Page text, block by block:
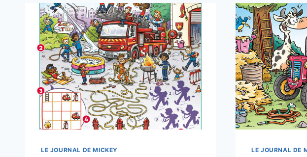
LE JOURNAL DE MICKEY LE JOURNAL DE